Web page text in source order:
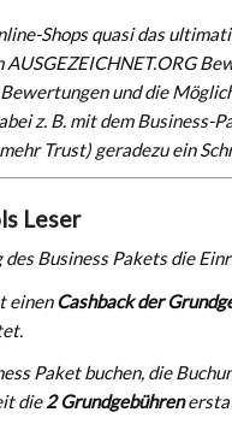
Shops quasi das
und die
z. B. mit dem Business-
Trust) geradezu ein
Leser
Business Pakets die
einenCashback der
Paket buchen, die
die2 Grundgebühren